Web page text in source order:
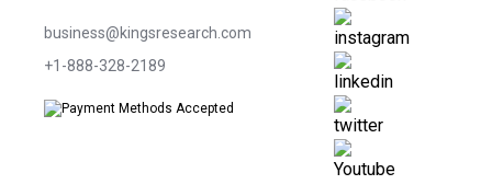
business@kingsresearch.com
+1-888-328-2189